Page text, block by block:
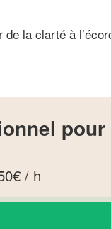
la clarté à
/ h